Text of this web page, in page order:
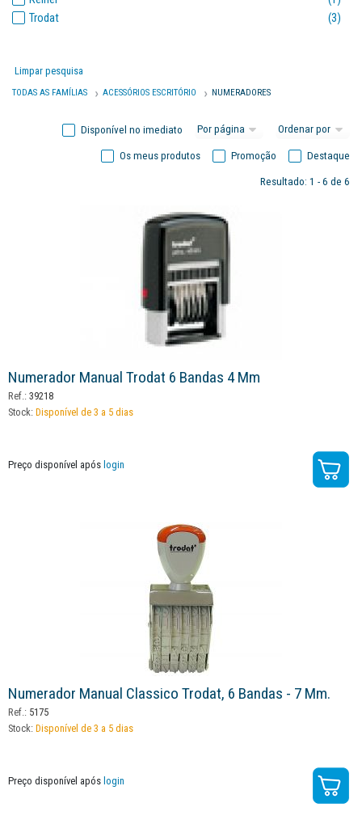
Trodat
(3)
Limpar pesquisa
TODAS AS FAMÍLIAS ACESSÓRIOS ESCRITÓRIO NUMERADORES
Disponível no imediato
Destaque
Promoção
Os meus produtos
Resultado: 1 - 6 de 6
Numerador Manual Trodat 6 Bandas 4 Mm
Ref.: 39218
Stock: Disponível de 3 a 5 dias
Preço disponível após login
Numerador Manual Classico Trodat, 6 Bandas - 7 Mm.
Ref.: 5175
Stock: Disponível de 3 a 5 dias
Preço disponível após login